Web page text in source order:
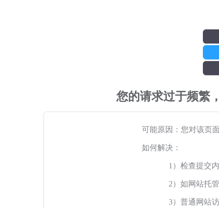
您的请求过于频繁
可能原因：您对该页
如何解决：
1）检查提交
2）如网站托
3）普通网站